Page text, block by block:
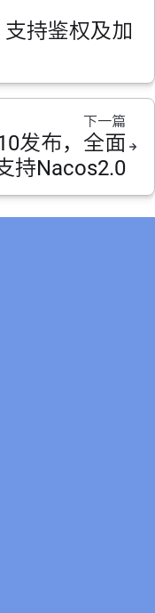
持鉴权及加
下一篇
发布，全面
持Nacos2.0